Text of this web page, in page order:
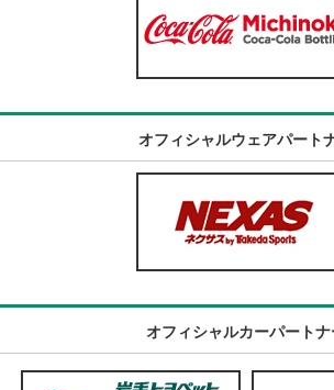
オフィシャルウェアパート
オフィシャルカーパートナ